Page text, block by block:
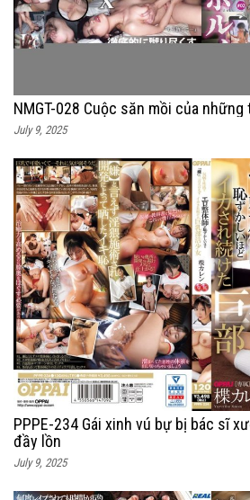
NMGT-028 Cuộc săn mồi của
July 9, 2025
PPPE-234 Gái xinh vú bự bị bác sĩ
đầy lồn
July 9, 2025